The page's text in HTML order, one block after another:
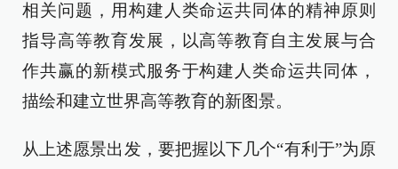
相关问题，用构建人类命运共同体的精神原则
指导高等教育发展，以高等教育自主发展与合
作共赢的新模式服务于构建人类命运共同体，
描绘和建立世界高等教育的新图景。
从上述愿景出发，要把握以下几个“有利于”为原